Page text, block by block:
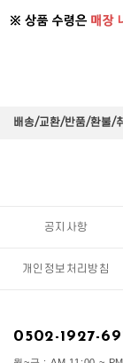
배송/교환/반품/환불/
공지사항
개인정보처리방침
0502-1927-